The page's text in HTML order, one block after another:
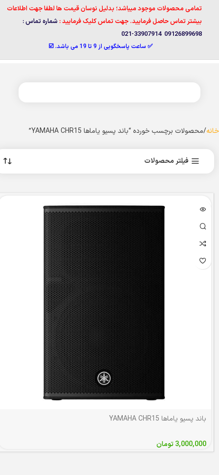
تمامی محصولات موجود میباشد؛ بدلیل نوسان قیمت ها لطفا جهت اطلاعات
بیشتر تماس حاصل فرمایید. جهت تماس کلیک فرمایید : شماره تماس :
09126899698 33907914-021
✅ ساعت پاسخگویی از 9 تا 19 می باشد. ☑️
خانه محصولات برچسب خورده “باند پسیو یاماها YAMAHA CHR15”
فیلتر محصولات
باند پسیو یاماها YAMAHA CHR15
3,000,000تومان